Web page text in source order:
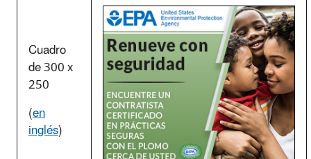
Cuadro
de 300 x
250
(en
inglés)